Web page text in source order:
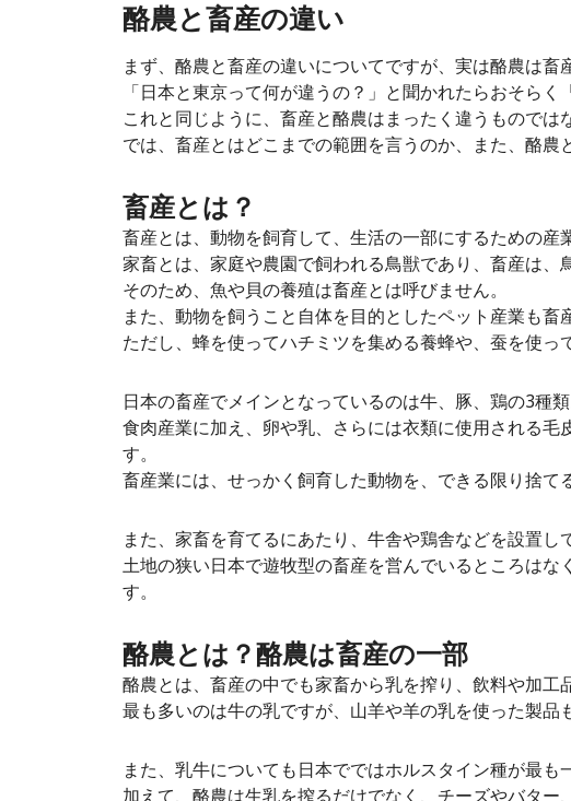
酪農と畜産の違い
まず、酪農と畜産の違いについてですが、実は酪農は畜
「日本と東京って何が違うの？」と聞かれたらおそらく
これと同じように、畜産と酪農はまったく違うものでは
では、畜産とはどこまでの範囲を言うのか、また、酪農
畜産とは？
畜産とは、動物を飼育して、生活の一部にするための産
家畜とは、家庭や農園で飼われる鳥獣であり、畜産は、
そのため、魚や貝の養殖は畜産とは呼びません。
また、動物を飼うこと自体を目的としたペット産業も畜
ただし、蜂を使ってハチミツを集める養蜂や、蚕を使っ
日本の畜産でメインとなっているのは牛、豚、鶏の3種類
食肉産業に加え、卵や乳、さらには衣類に使用される
す。
畜産業には、せっかく飼育した動物を、できる限り捨て
また、家畜を育てるにあたり、牛舎や鶏舎などを設置
土地の狭い日本で遊牧型の畜産を営んでいるところは
す。
酪農とは？酪農は畜産の一部
酪農とは、畜産の中でも家畜から乳を搾り、飲料や加工
最も多いのは牛の乳ですが、山羊や羊の乳を使った製品
また、乳牛についても日本でではホルスタイン種が最
加えて、酪農は生乳を搾るだけでなく、チーズやバター